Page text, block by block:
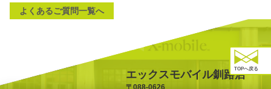
よくあるご質問一覧へ
エックスモバイル釧路店
〒088-0626
TOPへ戻る